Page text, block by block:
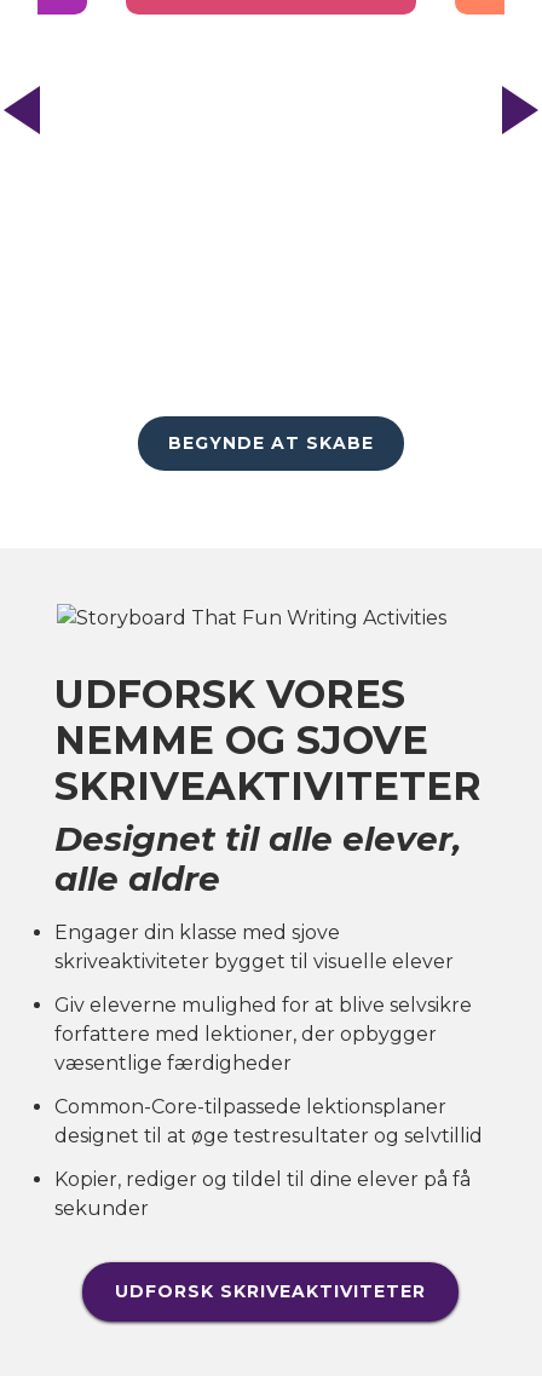
BEGYNDE AT SKABE
UDFORSK VORES
NEMME OG SJOVE
SKRIVEAKTIVITETER
Designet til alle elever,
alle aldre
Engager din klasse med sjove
skriveaktiviteter bygget til visuelle elever
Giv eleverne mulighed for at blive selvsikre
forfattere med lektioner, der opbygger
væsentlige færdigheder
Common-Core-tilpassede lektionsplaner
designet til at øge testresultater og selvtillid
Kopier, rediger og tildel til dine elever på få
sekunder
UDFORSK SKRIVEAKTIVITETER